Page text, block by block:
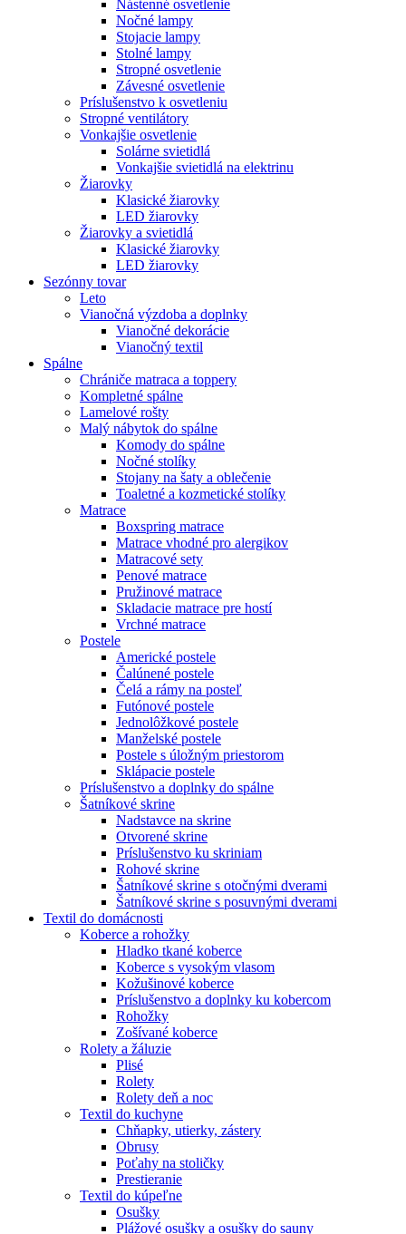
Nástenné osvetlenie
Nočné lampy
Stojacie lampy
Stolné lampy
Stropné osvetlenie
Závesné osvetlenie
Príslušenstvo k osvetleniu
Stropné ventilátory
Vonkajšie osvetlenie
Solárne svietidlá
Vonkajšie svietidlá na elektrinu
Žiarovky
Klasické žiarovky
LED žiarovky
Žiarovky a svietidlá
Klasické žiarovky
LED žiarovky
Sezónny tovar
Leto
Vianočná výzdoba a doplnky
Vianočné dekorácie
Vianočný textil
Spálne
Chrániče matraca a toppery
Kompletné spálne
Lamelové rošty
Malý nábytok do spálne
Komody do spálne
Nočné stolíky
Stojany na šaty a oblečenie
Toaletné a kozmetické stolíky
Matrace
Boxspring matrace
Matrace vhodné pro alergikov
Matracové sety
Penové matrace
Pružinové matrace
Skladacie matrace pre hostí
Vrchné matrace
Postele
Americké postele
Čalúnené postele
Čelá a rámy na posteľ
Futónové postele
Jednolôžkové postele
Manželské postele
Postele s úložným priestorom
Sklápacie postele
Príslušenstvo a doplnky do spálne
Šatníkové skrine
Nadstavce na skrine
Otvorené skrine
Príslušenstvo ku skriniam
Rohové skrine
Šatníkové skrine s otočnými dverami
Šatníkové skrine s posuvnými dverami
Textil do domácnosti
Koberce a rohožky
Hladko tkané koberce
Koberce s vysokým vlasom
Kožušinové koberce
Príslušenstvo a doplnky ku kobercom
Rohožky
Zošívané koberce
Rolety a žáluzie
Plisé
Rolety
Rolety deň a noc
Textil do kuchyne
Chňapky, utierky, zástery
Obrusy
Poťahy na stoličky
Prestieranie
Textil do kúpeľne
Osušky
Plážové osušky a osušky do sauny